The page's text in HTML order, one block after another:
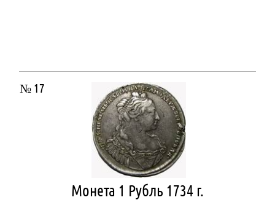
№ 17
Монета 1 Рубль 1734 г.